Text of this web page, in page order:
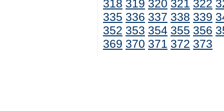
318 319 320 321 322
335 336 337 338 339
352 353 354 355 356
369 370 371 372 373